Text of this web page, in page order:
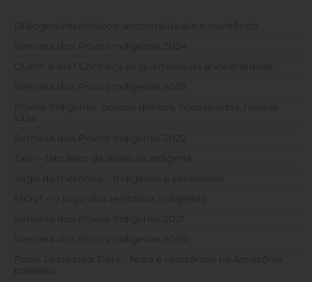
Diálogos interétnicos: ancestralidades e resistência
Semana dos Povos Indígenas 2024
Quem é ela? Conheça as guerreiras da ancestralidade
Semana dos Povos Indígenas 2023
Povos Indígenas: nossos direitos, nossas vidas, nossas
lutas
Semana dos Povos Indígenas 2022
Talin – tabuleiro de literatura indígena
Jogo da memória – Indígenas e profissões
MOVÍ – o jogo dos territórios indígenas
Semana dos Povos Indígenas 2021
Semana dos Povos Indígenas 2020
Povo Jamamadi Deni – festa e resistência na Amazônia
brasileira